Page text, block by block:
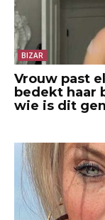
BIZAR
Vrouw past
bedekt haar
wie is dit